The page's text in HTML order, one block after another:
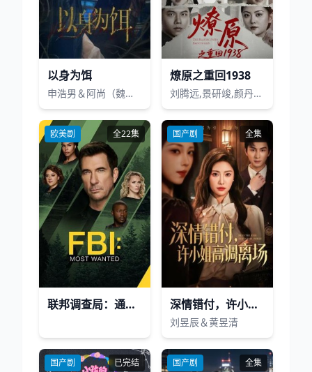
以身为饵
申浩男＆阿尚（魏江）
燎原之重回1938
刘腾远,景研竣,颜丹晨,袁铭泽,冯晨晨
欧美剧 全22集
联邦调查局：通缉要犯第六季
国产剧 全集
深情错付，许小姐高调离场
刘昱辰＆黄昱清
国产剧 已完结 国产剧 全集